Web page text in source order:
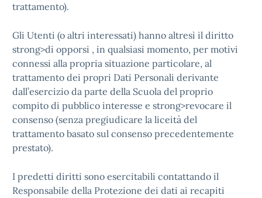
trattamento).
Gli Utenti (o altri interessati) hanno altresì il diritto
strong>di opporsi , in qualsiasi momento, per motivi
connessi alla propria situazione particolare, al
trattamento dei propri Dati Personali derivante
dall’esercizio da parte della Scuola del proprio
compito di pubblico interesse e strong>revocare il
consenso (senza pregiudicare la liceità del
trattamento basato sul consenso precedentemente
prestato).
I predetti diritti sono esercitabili contattando il
Responsabile della Protezione dei dati ai recapiti